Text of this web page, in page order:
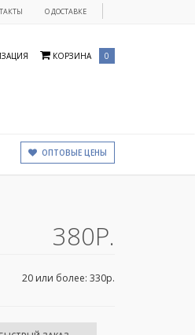
О ДОСТАВКЕ
КОРЗИНА 0
ОПТОВЫЕ ЦЕНЫ
380Р.
20 или более: 330р.